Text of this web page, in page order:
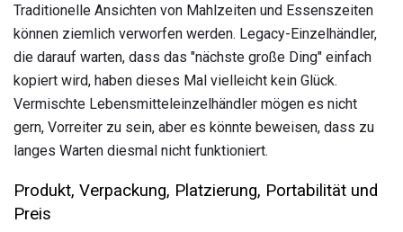
Traditionelle Ansichten von Mahlzeiten und Essenszeiten
können ziemlich verworfen werden. Legacy-Einzelhändler,
die darauf warten, dass das "nächste große Ding" einfach
kopiert wird, haben dieses Mal vielleicht kein Glück.
Vermischte Lebensmitteleinzelhändler mögen es nicht
gern, Vorreiter zu sein, aber es könnte beweisen, dass zu
langes Warten diesmal nicht funktioniert.
Produkt, Verpackung, Platzierung, Portabilität und
Preis